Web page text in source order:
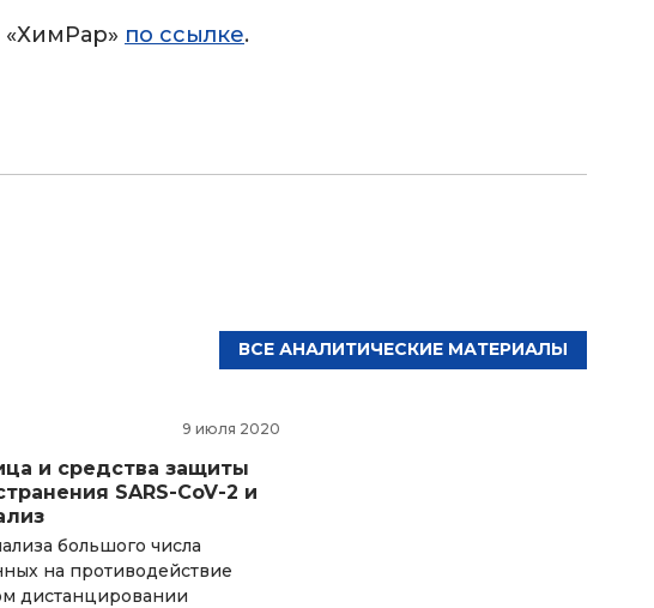
по ссылке.
ВСЕ АНАЛИТИЧЕСКИЕ МАТЕРИАЛЫ
9 июля 2020
и средства защиты
SARS-CoV-2 и
большого числа
на противодействие
дистанцировании